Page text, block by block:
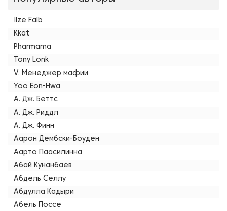
Ilze Falb
Kkat
Pharmama
Tony Lonk
V. Менеджер мафии
Yoo Eon-Hwa
А. Дж. Беттс
А. Дж. Риддл
А. Дж. Финн
Аарон Дембски-Боуден
Аарто Паасилинна
Абай Кунанбаев
Абдель Селлу
Абдулла Кадыри
Абель Поссе